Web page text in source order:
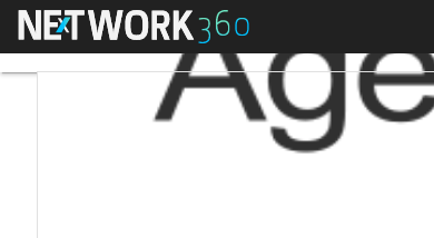
Menu